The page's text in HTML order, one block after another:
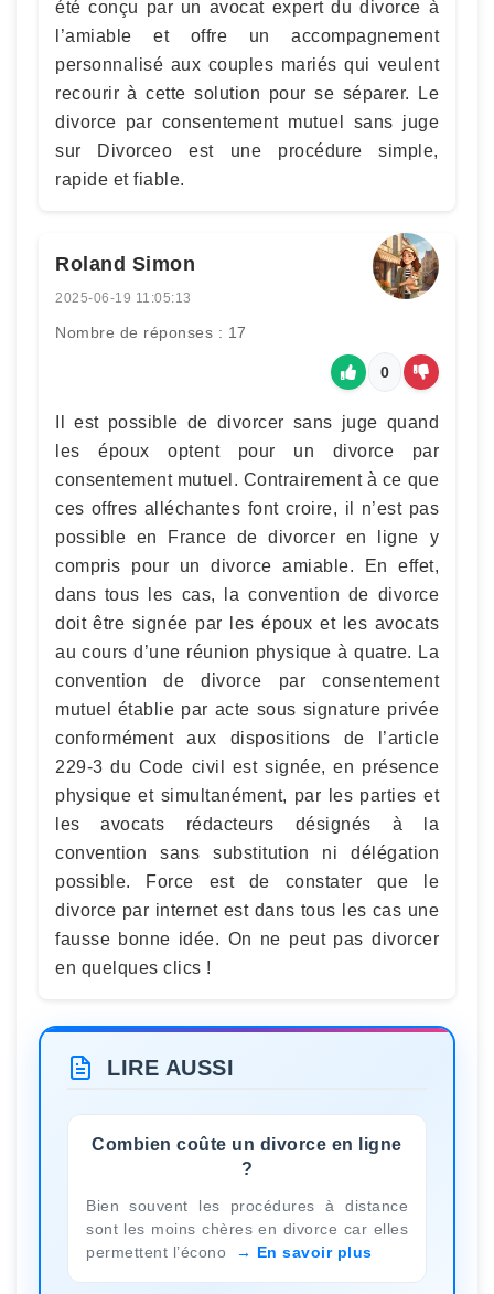
été conçu par un avocat expert du divorce à
l’amiable et offre un accompagnement
personnalisé aux couples mariés qui veulent
recourir à cette solution pour se séparer. Le
divorce par consentement mutuel sans juge
sur Divorceo est une procédure simple,
rapide et fiable.
Roland Simon
2025-06-19 11:05:13
Nombre de réponses : 17
0
Il est possible de divorcer sans juge quand
les époux optent pour un divorce par
consentement mutuel. Contrairement à ce que
ces offres alléchantes font croire, il n’est pas
possible en France de divorcer en ligne y
compris pour un divorce amiable. En effet,
dans tous les cas, la convention de divorce
doit être signée par les époux et les avocats
au cours d’une réunion physique à quatre. La
convention de divorce par consentement
mutuel établie par acte sous signature privée
conformément aux dispositions de l’article
229-3 du Code civil est signée, en présence
physique et simultanément, par les parties et
les avocats rédacteurs désignés à la
convention sans substitution ni délégation
possible. Force est de constater que le
divorce par internet est dans tous les cas une
fausse bonne idée. On ne peut pas divorcer
en quelques clics !
LIRE AUSSI
Combien coûte un divorce en ligne
?
Bien souvent les procédures à distance
sont les moins chères en divorce car elles
permettent l’écono
En savoir plus